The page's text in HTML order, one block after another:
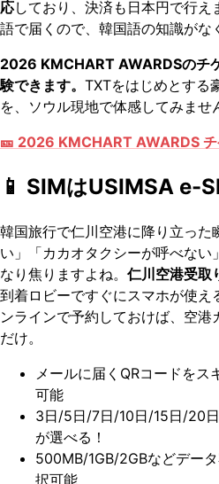
応しており、決済も日本円で行
語で届くので、韓国語の知識がな
2026 KMCHART AWARDSのチ
験できます。 TXTをはじめとする
を、ソウル現地で体感してみませ
🎫 2026 KMCHART AWARDS
📱 SIMはUSIMSA e-
韓国旅行で仁川空港に降り立った
い」「カカオタクシーが呼べな
なり焦りますよね。 仁川空港受取
到着ロビーですぐにスマホが使え
ンラインで予約しておけば、空
だけ。
メールに届くQRコードをス
可能
3日/5日/7日/10日/15日/20
が選べる！
500MB/1GB/2GBなどデー
択可能